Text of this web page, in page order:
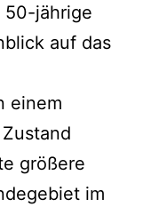
50-jährige
auf das
einem
größere
im